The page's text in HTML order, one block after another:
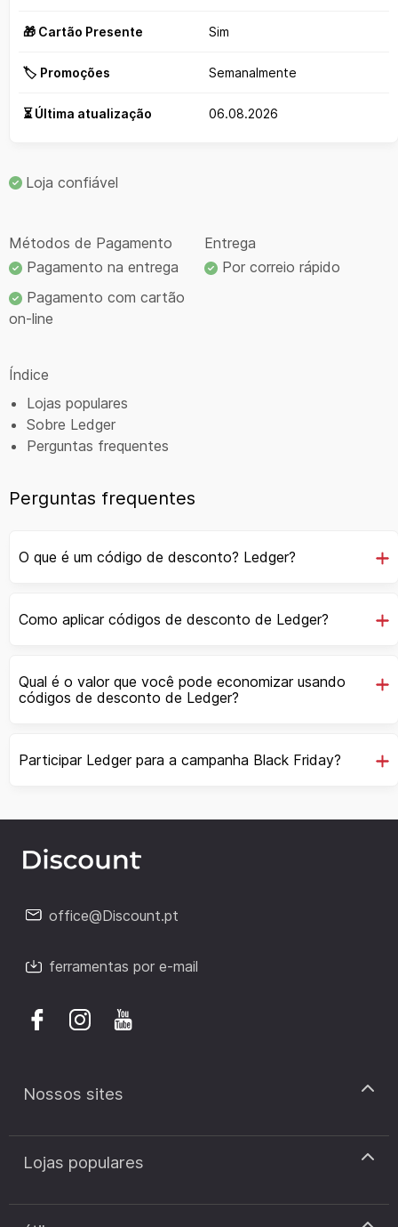
🎁 Cartão Presente Sim
🏷️ Promoções Semanalmente
⏳ Última atualização 06.08.2026
Loja confiável
Métodos de Pagamento
Pagamento na entrega
Pagamento com cartão
on-line
Entrega
Por correio rápido
Índice
Lojas populares
Sobre Ledger
Perguntas frequentes
Perguntas frequentes
O que é um código de desconto? Ledger?
Como aplicar códigos de desconto de Ledger?
Qual é o valor que você pode economizar usando
códigos de desconto de Ledger?
Participar Ledger para a campanha Black Friday?
office@Discount.pt
ferramentas por e-mail
Nossos sites
discount.pt
discount.sk
Lojas populares
Cupão de desconto Zooplus